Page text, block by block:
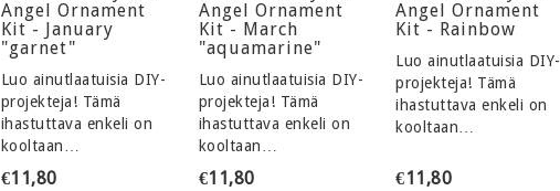
Angel Ornament
Kit - January
"garnet"
Luo ainutlaatuisia DIY-
projekteja! Tämä
ihastuttava enkeli on
kooltaan…
€11,80
Angel Ornament
Kit - March
"aquamarine"
Luo ainutlaatuisia DIY-
projekteja! Tämä
ihastuttava enkeli on
kooltaan…
€11,80
Angel Ornament
Kit - Rainbow
Luo ainutlaatuisia DIY-
projekteja! Tämä
ihastuttava enkeli on
kooltaan…
€11,80